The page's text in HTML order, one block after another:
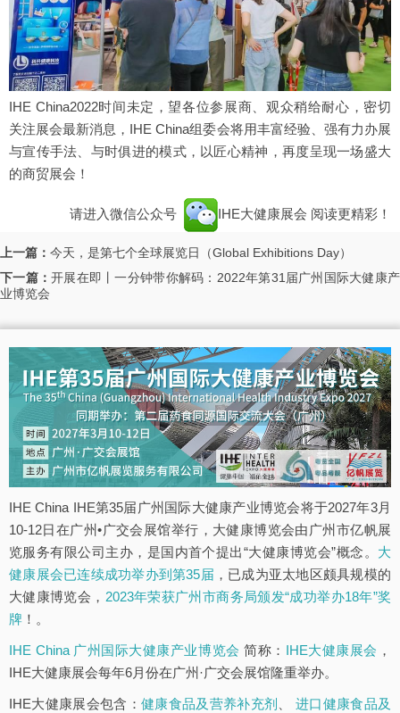
IHE China2022时间未定，望各位参展商、观众稍给耐心，密切
关注展会最新消息，IHE China组委会将用丰富经验、强有力办展
与宣传手法、与时俱进的模式，以匠心精神，再度呈现一场盛大
的商贸展会！
请进入微信公众号 IHE大健康展会 阅读更精彩！
上一篇： 今天，是第七个全球展览日（Global Exhibitions Day）
下一篇：开展在即丨一分钟带你解码：2022年第31届广州国际大健康产
业博览会
IHE China IHE第35届广州国际大健康产业博览会将于2027年3月
10-12日在广州•广交会展馆举行，大健康博览会由广州市亿帆展
览服务有限公司主办，是国内首个提出“大健康博览会”概念。 大
健康展会已连续成功举办到第35届 ，已成为亚太地区颇具规模的
大健康博览会， 2023年荣获广州市商务局颁发“成功举办18年”奖
牌 ！。
IHE China 广州国际大健康产业博览会 简称： IHE大健康展会 ，
IHE大健康展会每年6月份在广州·广交会展馆隆重举办。
IHE大健康展会包含： 健康食品及营养补充剂 、进口健康食品及